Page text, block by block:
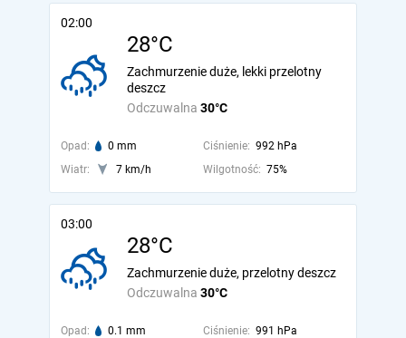
02:00
28°C
Odczuwalna 30°C
Zachmurzenie duże, lekki przelotny
deszcz
Opad: 0 mm Ciśnienie: 992 hPa
Wiatr:
7 km/h Wilgotność: 75%
03:00
28°C
Odczuwalna 30°C
Zachmurzenie duże, przelotny deszcz
Opad: 0.1 mm Ciśnienie: 991 hPa